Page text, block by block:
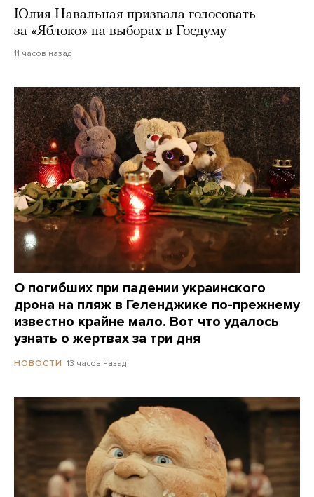
Юлия Навальная призвала голосовать
за «Яблоко» на выборах в Госдуму
11 часов назад
О погибших при падении украинского
дрона на пляж в Геленджике по-прежнему
известно крайне мало. Вот что удалось
узнать о жертвах за три дня
НОВОСТИ 13 часов назад